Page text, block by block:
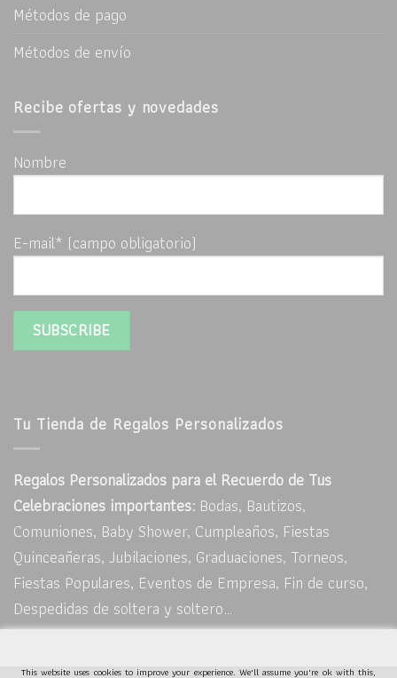
Métodos de pago
Métodos de envío
Recibe ofertas y novedades
Nombre
E-mail* (campo obligatorio)
Tu Tienda de Regalos Personalizados
Regalos Personalizados para el Recuerdo de Tus
Celebraciones importantes: Bodas, Bautizos,
Comuniones, Baby Shower, Cumpleaños, Fiestas
Quinceañeras, Jubilaciones, Graduaciones, Torneos,
Fiestas Populares, Eventos de Empresa, Fin de curso,
Despedidas de soltera y soltero…
This website uses cookies to improve your experience. We'll assume you're ok with this,